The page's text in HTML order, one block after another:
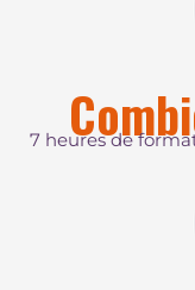
7 heures de